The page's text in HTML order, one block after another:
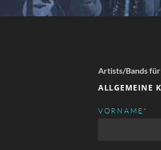
Artists/Bands
ALLGEMEINE
PFLICHTFELD
VORNAME *